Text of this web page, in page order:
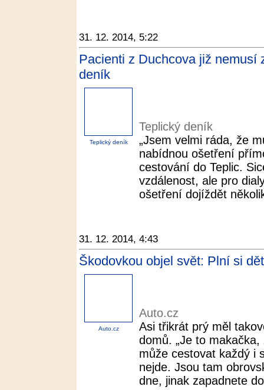
31. 12. 2014, 5:22
Pacienti z Duchcova již nemusí
deník
Teplický deník
Teplický deník
„Jsem velmi ráda, že
nabídnou ošetření
cestování do Teplic.
vzdálenost, ale pro
ošetření dojíždět
31. 12. 2014, 4:43
Škodovkou objel svět: Plní si
Auto.cz
Auto.cz
Asi třikrát prý měl
domů. „Je to
může cestovat každý i
nejde. Jsou tam
dne, jinak zapadnete